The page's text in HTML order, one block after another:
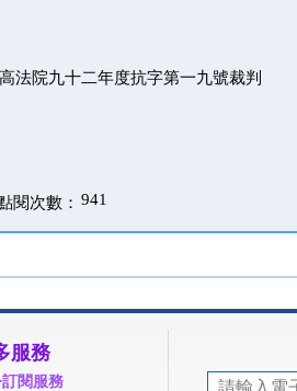
法院九十二年度抗字第一九號裁判
閱次數： 941
服務
閱服務